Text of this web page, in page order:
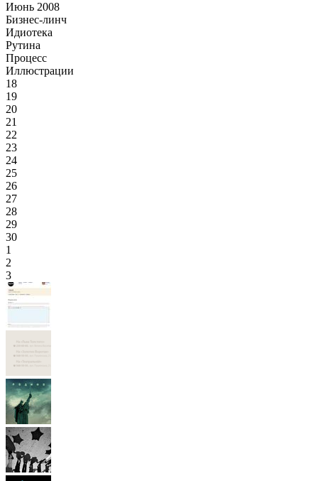
Июнь 2008
Бизнес-линч
Идиотека
Рутина
Процесс
Иллюстрации
18
19
20
21
22
23
24
25
26
27
28
29
30
1
2
3